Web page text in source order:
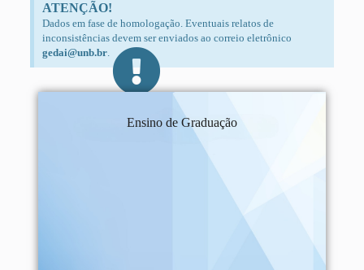
ATENÇÃO!
Dados em fase de homologação. Eventuais relatos de
inconsistências devem ser enviados ao correio eletrônico
gedai@unb.br.
Ensino de Graduação